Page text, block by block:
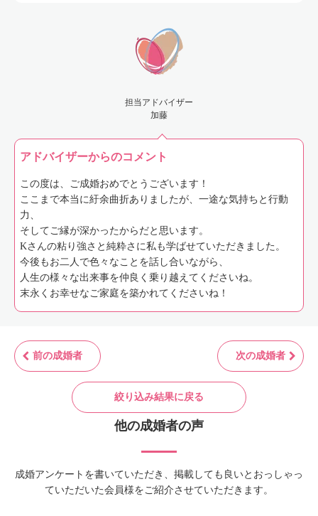
担当アドバイザー
加藤
アドバイザーからのコメント
この度は、ご成婚おめでとうございます！
ここまで本当に紆余曲折ありましたが、一途な気持ちと行動
力、
そしてご縁が深かったからだと思います。
Kさんの粘り強さと純粋さに私も学ばせていただきました。
今後もお二人で色々なことを話し合いながら、
人生の様々な出来事を仲良く乗り越えてくださいね。
末永くお幸せなご家庭を築かれてくださいね！
前の成婚者 次の成婚者
絞り込み結果に戻る
他の成婚者の声
成婚アンケートを書いていただき、掲載しても良いとおっしゃっ
ていただいた会員様をご紹介させていただきます。